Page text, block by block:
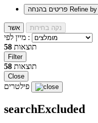
אשר נקה בחירות
מיין לפי :
58 תוצאות
Filter
58 תוצאות
Close
searchExcluded